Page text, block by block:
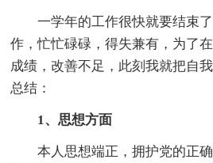
一学年的工作很快就要结束
作，忙忙碌碌，得失兼有，为了
成绩，改善不足，此刻我就把自
总结：
1、思想方面
本人思想端正，拥护党的正